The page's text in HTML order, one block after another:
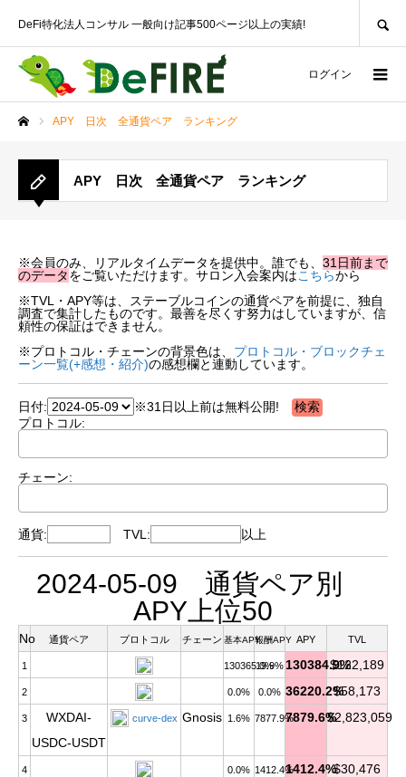
DeFi特化法人コンサル 一般向け記事500ページ以上の実績!
ログイン
APY 日次 全通貨ペア ランキング
APY 日次 全通貨ペア ランキング
※会員のみ、リアルタイムデータを提供中。誰でも、 31日前まで
のデータをご覧いただけます。サロン入会案内はこちらから
※TVL・APY等は、ステーブルコインの通貨ペアを前提に、独自
調査で集計したものです。最善を尽くす努力はしていますが、信
頼性の保証はできません。
※プロトコル・チェーンの背景色は、 プロトコル・ブロックチェ
ーン一覧(+感想・紹介)の感想欄と連動しています。
日付:
※31日以上前は無料公開!
プロトコル:
チェーン:
通貨: TVL: 以上
2024-05-09 通貨ペア別
APY上位50
No 通貨ペア プロトコル チェーン 基本APY報酬APY APY TVL
1 130365.0%
19.9% 130384.9%$122,189
2 0.0% 0.0% 36220.2%$58,173
3
WXDAI-
USDC-USDT
curve-dex Gnosis 1.6% 7877.9%7879.6%$2,823,059
4 0.0% 1412.4%1412.4%$30,476